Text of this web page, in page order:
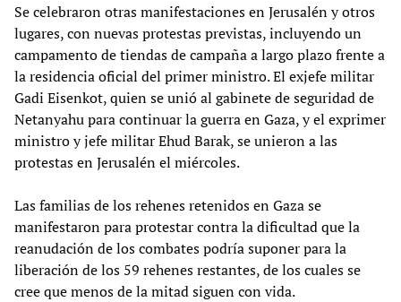
Se celebraron otras manifestaciones en Jerusalén y otros
lugares, con nuevas protestas previstas, incluyendo un
campamento de tiendas de campaña a largo plazo frente a
la residencia oficial del primer ministro. El exjefe militar
Gadi Eisenkot, quien se unió al gabinete de seguridad de
Netanyahu para continuar la guerra en Gaza, y el exprimer
ministro y jefe militar Ehud Barak, se unieron a las
protestas en Jerusalén el miércoles.
Las familias de los rehenes retenidos en Gaza se
manifestaron para protestar contra la dificultad que la
reanudación de los combates podría suponer para la
liberación de los 59 rehenes restantes, de los cuales se
cree que menos de la mitad siguen con vida.